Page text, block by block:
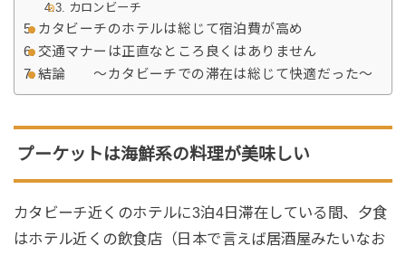
カロンビーチ
カタビーチのホテルは総じて宿泊費が高め
交通マナーは正直なところ良くはありません
結論 〜カタビーチでの滞在は総じて快適だった〜
プーケットは海鮮系の料理が美味しい
カタビーチ近くのホテルに3泊4日滞在している間、夕食
はホテル近くの飲食店（日本で言えば居酒屋みたいなお